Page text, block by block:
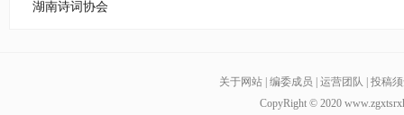
湖南诗词协会
关于网站 编委成员 运营团队
投稿
CopyRight © 2020